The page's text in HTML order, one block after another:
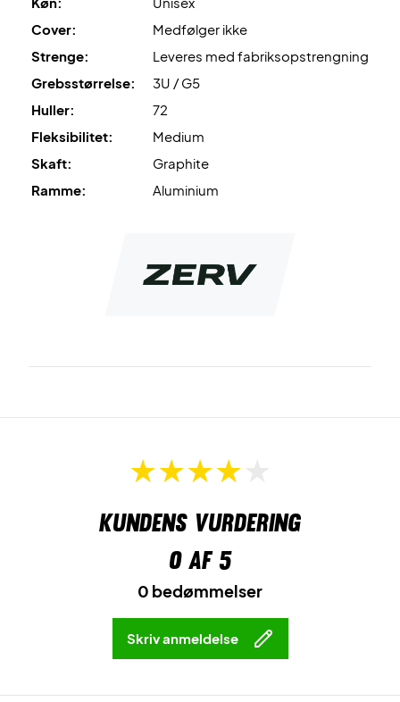
hårdhed.
Leveres uden cover.
Cover:
Medfølger ikke
Strenge:
Leveres med fabriksopstrengning
Grebsstørrelse:
3U / G5
Huller:
72
Fleksibilitet:
Medium
Skaft:
Graphite
Ramme:
Aluminium
Kundens vurdering
0af 5
0 bedømmelser
Skriv anmeldelse